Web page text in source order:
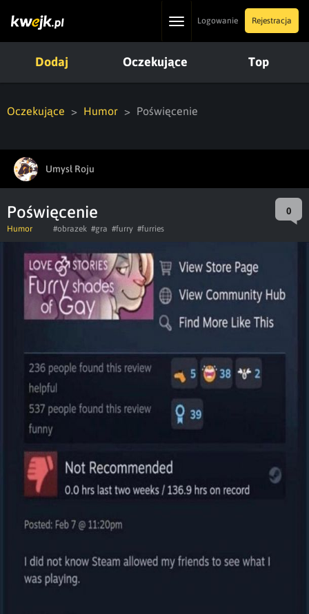
ToggleLogowanie Rejestracja
Dodaj Oczekujące Top
Oczekujące Humor Poświęcenie
Umysł Roju
Poświęcenie 0
Humor #obrazek #gra #furry #furries